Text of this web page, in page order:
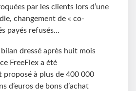
par les clients lors d’une
changement de « co-
payés refusés…
dressé après huit mois
FreeFlex a été
proposé à plus de 400 000
d’euros de bons d’achat